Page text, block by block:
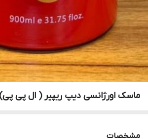
ماسک اورژانسی دیپ ریپیر ( ال پی پی)
مشخصات